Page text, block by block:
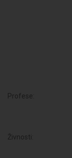
Profese:
Živnosti: